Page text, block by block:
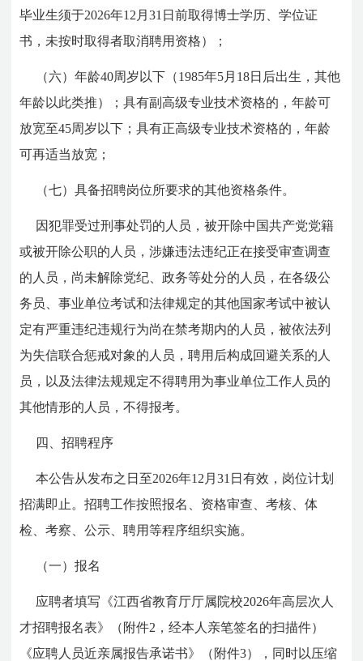
毕业生须于2026年12月31日前取得博士学历、学位证
书，未按时取得者取消聘用资格）；
（六）年龄40周岁以下（1985年5月18日后出生，其他
年龄以此类推）；具有副高级专业技术资格的，年龄可
放宽至45周岁以下；具有正高级专业技术资格的，年龄
可再适当放宽；
（七）具备招聘岗位所要求的其他资格条件。
因犯罪受过刑事处罚的人员，被开除中国共产党党籍
或被开除公职的人员，涉嫌违法违纪正在接受审查调查
的人员，尚未解除党纪、政务等处分的人员，在各级公
务员、事业单位考试和法律规定的其他国家考试中被认
定有严重违纪违规行为尚在禁考期内的人员，被依法列
为失信联合惩戒对象的人员，聘用后构成回避关系的人
员，以及法律法规规定不得聘用为事业单位工作人员的
其他情形的人员，不得报考。
四、招聘程序
本公告从发布之日至2026年12月31日有效，岗位计划
招满即止。招聘工作按照报名、资格审查、考核、体
检、考察、公示、聘用等程序组织实施。
（一）报名
应聘者填写《江西省教育厅厅属院校2026年高层次人
才招聘报名表》（附件2，经本人亲笔签名的扫描件）
《应聘人员近亲属报告承诺书》（附件3），同时以压缩